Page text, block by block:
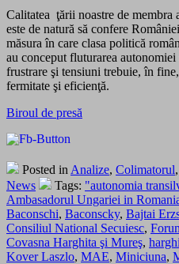
Calitatea ţării noastre de
este de natură să confere
măsura în care clasa politică
au conceput fluturarea
frustrare şi tensiuni trebuie, în
fermitate şi eficienţă.
Biroul de presă
Posted in Analize, Colimatorul,
News
Tags: "autonomia
Ambasadorul Ungariei in
Baconschi, Baconscky, Bajtai
Consiliul National Secuiesc,
Covasna Harghita şi Mureş,
Kover Laszlo, MAE, Miniciuna,